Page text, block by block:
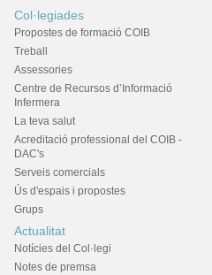
Col·legiades
Propostes de formació COIB
Treball
Assessories
Centre de Recursos d’Informació
Infermera
La teva salut
Acreditació professional del COIB -
DAC's
Serveis comercials
Ús d'espais i propostes
Grups
Actualitat
Notícies del Col·legi
Notes de premsa